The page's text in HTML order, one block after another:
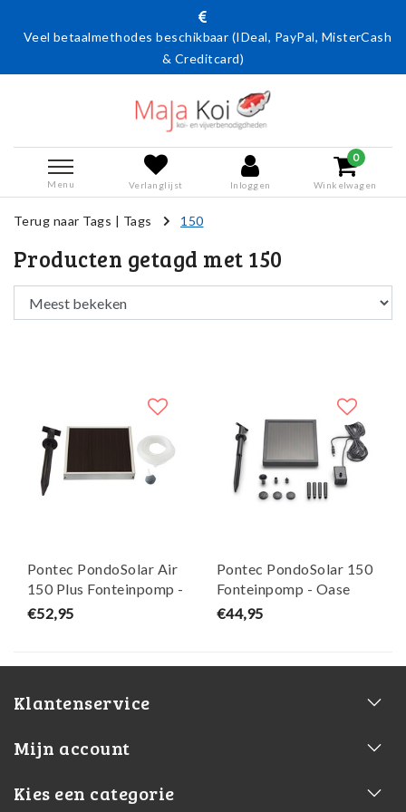
Veel betaalmethodes beschikbaar (IDeal, PayPal, MisterCash
& Creditcard)
Menu Verlanglijst Inloggen
0
Winkelwagen
Terug naar Tags | Tags 150
Producten getagd met 150
Pontec PondoSolar Air
150 Plus Fonteinpomp -
Oase
€52,95
Pontec PondoSolar 150
Fonteinpomp - Oase
€44,95
Klantenservice
Mijn account
Kies een categorie